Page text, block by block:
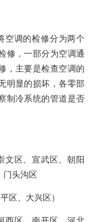
空调的检修分为两个
修，一部分为空调通
，主要是检查空调的
明显的损坏，各零部
制冷系统的管道是否
文区、宣武区、朝阳
门头沟区
区、大兴区）